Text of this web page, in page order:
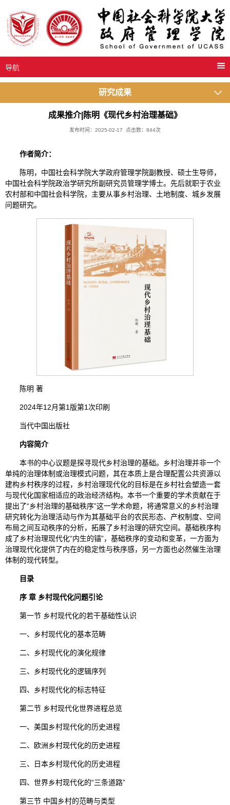
导航
研究成果
成果推介|陈明《现代乡村治理基础》
发布时间：2025-02-17 点击数： 844次
作者简介：
陈明，中国社会科学院大学政府管理学院副教授、硕士生导师，
中国社会科学院政治学研究所副研究员管理学博士。先后就职于农业
农村部和中国社会科学院，主要从事乡村治理、土地制度、城乡发展
问题研究。
陈明 著
2024年12月第1版第1次印刷
当代中国出版社
内容简介
本书的中心议题是探寻现代乡村治理的基础。乡村治理并非一个
单纯的治理体制或治理模式问题，其在本质上是合理配置公共资源以
建构乡村秩序的过程，乡村治理现代化的目标是在乡村社会塑造一套
与现代化国家相适应的政治经济结构。本书一个重要的学术贡献在于
提出了“乡村治理的基础秩序”这一学术命题，将通常意义的乡村治理
研究转化为治理活动与作为其基础平台的农民形态、产权制度、空间
布局之间互动秩序的分析，拓展了乡村治理的研究空间。基础秩序构
成了乡村治理现代化“内生的锚”，基础秩序的变动和变革，一方面为
治理现代化提供了内在的稳定性与秩序感，另一方面也必然催生治理
体制的现代转型。
目录
序 章 乡村现代化问题引论
第一节 乡村现代化的若干基础性认识
一、乡村现代化的基本范畴
二、乡村现代化的演化规律
三、乡村现代化的逻辑序列
四、乡村现代化的标志特征
第二节 乡村现代化世界进程总览
一、美国乡村现代化的历史进程
二、欧洲乡村现代化的历史进程
三、日本乡村现代化的历史进程
四、世界乡村现代化的“三条道路”
第三节 中国乡村的范畴与类型